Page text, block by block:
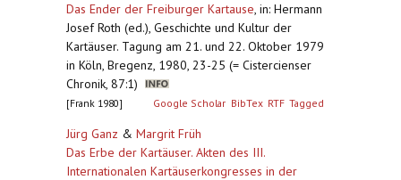
Das Ender der Freiburger Kartause, in: Hermann
Josef Roth (ed.), Geschichte und Kultur der
Kartäuser. Tagung am 21. und 22. Oktober 1979
in Köln, Bregenz, 1980, 23-25 (= Cistercienser
Chronik, 87:1)
[Frank 1980] Google Scholar BibTex RTF Tagged
Jürg Ganz & Margrit Früh
Das Erbe der Kartäuser. Akten des III.
Internationalen Kartäuserkongresses in der